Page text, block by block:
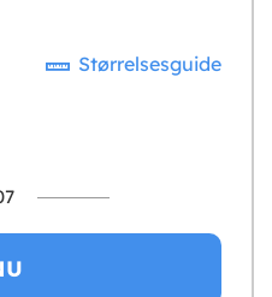
Størrelsesguide